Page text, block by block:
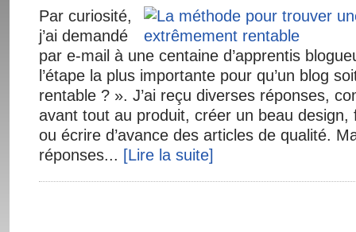
Par curiosité,
j’ai demandé
par e-mail à une centaine d’apprentis
l’étape la plus importante pour qu’un blog
rentable ? ». J’ai reçu diverses réponses,
avant tout au produit, créer un beau design,
ou écrire d’avance des articles de qualité.
réponses... [Lire la suite]